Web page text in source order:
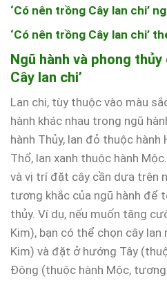
‘Có nên trồng Cây lan chi’
‘Có nên trồng Cây lan chi’
Ngũ hành và phong thủy
Cây lan chi’
Lan chi, tùy thuộc vào màu
hành khác nhau trong ngũ
hành Thủy, lan đỏ thuộc hành
Thổ, lan xanh thuộc hành
và vị trí đặt cây cần dựa trên
tương khắc của ngũ hành để
thủy. Ví dụ, nếu muốn tăng
Kim), bạn có thể chọn cây
Kim) và đặt ở hướng Tây
Đông (thuộc hành Mộc,